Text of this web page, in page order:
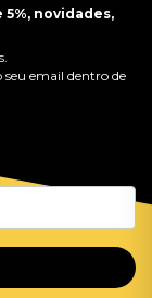
5%, novidades,
seu email dentro de